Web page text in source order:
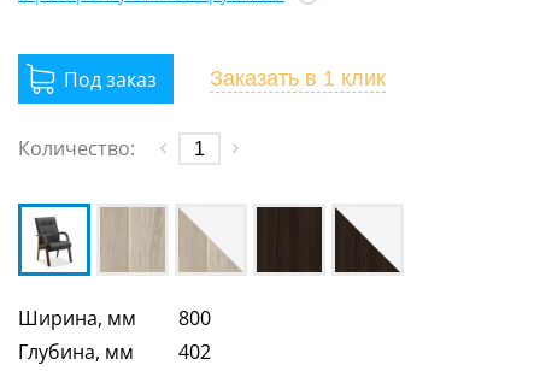
Заказать в 1 клик
Количество:
Ширина, мм
800
Глубина, мм
402